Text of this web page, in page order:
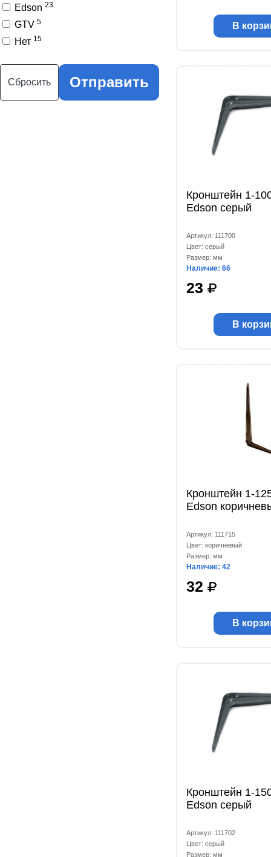
Edson 23
GTV 5
Нет 15
Сбросить Отправить
В
Кронштейн 1-
Edson серый
Артикул: 111700
Цвет: серый
Размер: мм
Наличие: 66
23
В
Кронштейн 1-
Edson
Артикул: 111715
Цвет: коричневый
Размер: мм
Наличие: 42
32
В
Кронштейн 1-
Edson серый
Артикул: 111702
Цвет: серый
Размер: мм